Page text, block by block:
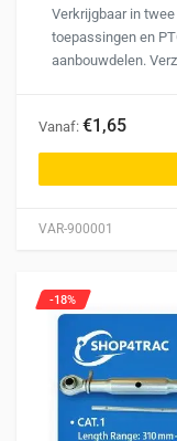
VAR-900001
Verkrijgbaar in
toepassingen en
aanbouwdelen.
Vanaf: €1,65
product
heeft
meerdere
Deze
kan
gekozen
worden
productpagina
-18%